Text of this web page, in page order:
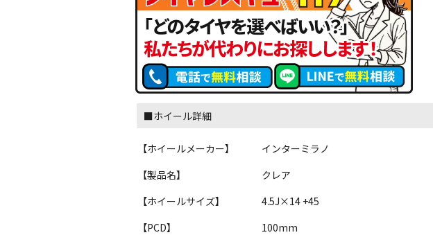
■ホイール詳細
【ホイールメーカー】
インターミラノ
【製品名】
クレア
【ホイールサイズ】
4.5J×14 +45
【PCD】
100mm